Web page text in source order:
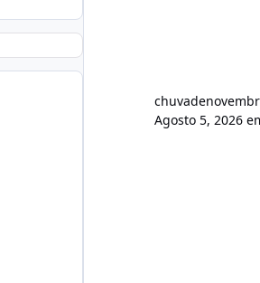
Agosto 5, 2026